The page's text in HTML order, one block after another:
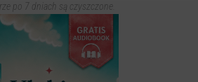
po 7 dniach są czyszczone.